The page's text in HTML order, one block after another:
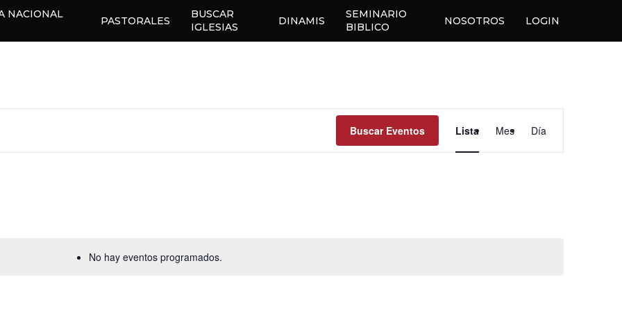
NACIONAL
PASTORALES
BUSCAR
IGLESIAS
DINAMIS
SEMINARIO
BIBLICO
NOSOTROS LOGIN
No hay eventos programados.
Buscar Eventos Lista Mes Día